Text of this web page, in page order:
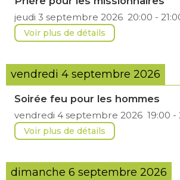
jeudi 3 septembre 2026 20:00 -
Voir plus de détails
vendredi 4 septembre 2026
Soirée feu pour les hommes
vendredi 4 septembre 2026 19:00 -
Voir plus de détails
dimanche 6 septembre 2026